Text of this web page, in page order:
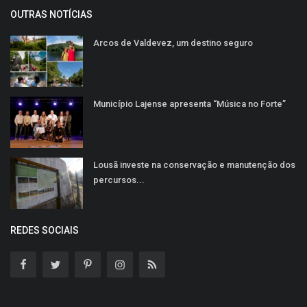
OUTRAS NOTÍCIAS
Arcos de Valdevez, um destino seguro
Município Lajense apresenta “Música no Forte”
Lousã investe na conservação e manutenção dos
percursos...
REDES SOCIAIS